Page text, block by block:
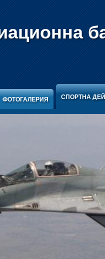
ФОТОГАЛЕРИЯ СПОРТНА